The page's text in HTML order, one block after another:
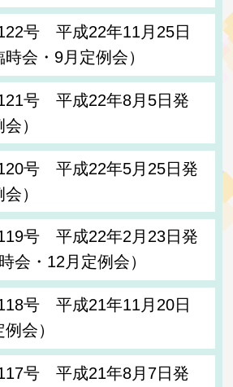
号 平成22年11月25日
会・9月定例会）
号 平成22年8月5日発
）
号 平成22年5月25日発
）
号 平成22年2月23日発
会・12月定例会）
号 平成21年11月20日
会）
号 平成21年8月7日発